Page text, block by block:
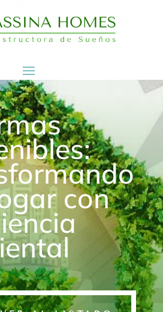
con